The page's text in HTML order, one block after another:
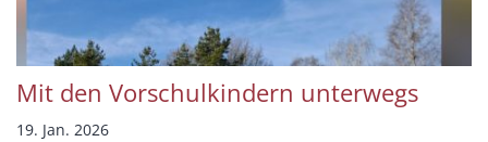
Mit den Vorschulkindern unterwegs
19. Jan. 2026